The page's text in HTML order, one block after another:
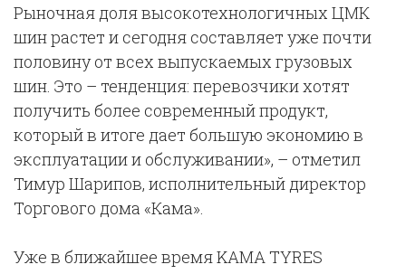
Рыночная доля высокотехнологичных ЦМК
шин растет и сегодня составляет уже почти
половину от всех выпускаемых грузовых
шин. Это – тенденция: перевозчики хотят
получить более современный продукт,
который в итоге дает большую экономию в
эксплуатации и обслуживании», – отметил
Тимур Шарипов, исполнительный директор
Торгового дома «Кама».
Уже в ближайшее время KAMA TYRES